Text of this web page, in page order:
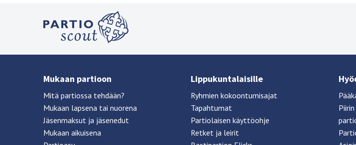
Mukaan partioon
Mitä partiossa tehdään?
Mukaan lapsena tai nuorena
Jäsenmaksut ja jäsenedut
Mukaan aikuisena
Lippukuntalaisille
Ryhmien kokoontumisajat
Tapahtumat
Partiolaisen käyttöohje
Retket ja leirit